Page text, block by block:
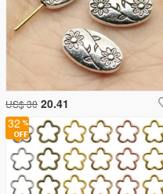
32
US$ 30 20.41